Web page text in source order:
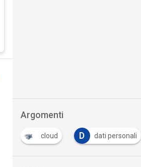
Argomenti
cloud D dati personali